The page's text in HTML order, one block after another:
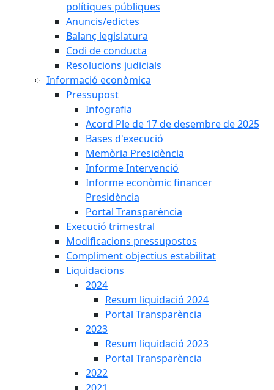
polítiques públiques
Anuncis/edictes
Balanç legislatura
Codi de conducta
Resolucions judicials
Informació econòmica
Pressupost
Infografia
Acord Ple de 17 de desembre de 2025
Bases d'execució
Memòria Presidència
Informe Intervenció
Informe econòmic financer
Presidència
Portal Transparència
Execució trimestral
Modificacions pressupostos
Compliment objectius estabilitat
Liquidacions
2024
Resum liquidació 2024
Portal Transparència
2023
Resum liquidació 2023
Portal Transparència
2022